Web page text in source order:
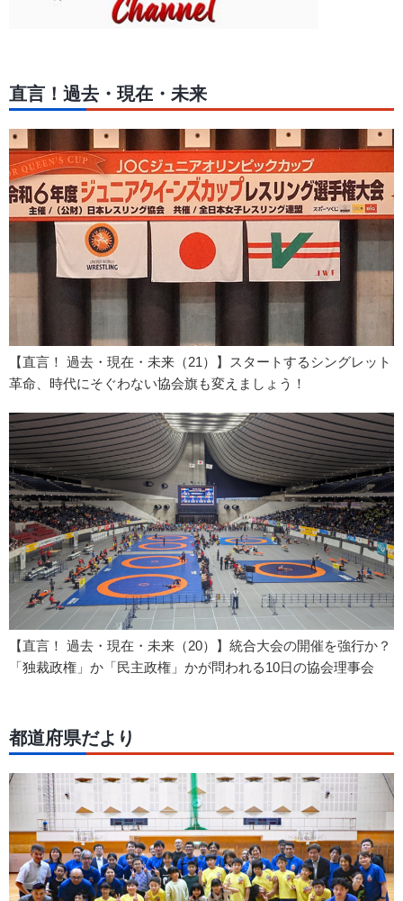
直言！過去・現在・未来
【直言！ 過去・現在・未来（21）】スタートするシングレット
革命、時代にそぐわない協会旗も変えましょう！
【直言！ 過去・現在・未来（20）】統合大会の開催を強行か？
「独裁政権」か「民主政権」かが問われる10日の協会理事会
都道府県だより